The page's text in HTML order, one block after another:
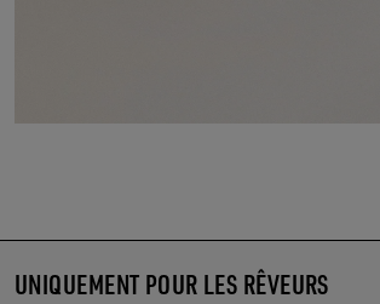
UNIQUEMENT POUR LES RÊVEURS